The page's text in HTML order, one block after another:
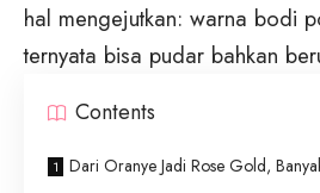
hal mengejutkan: warna bodi
ternyata bisa pudar bahkan
Contents
Dari Oranye Jadi Rose Gold,